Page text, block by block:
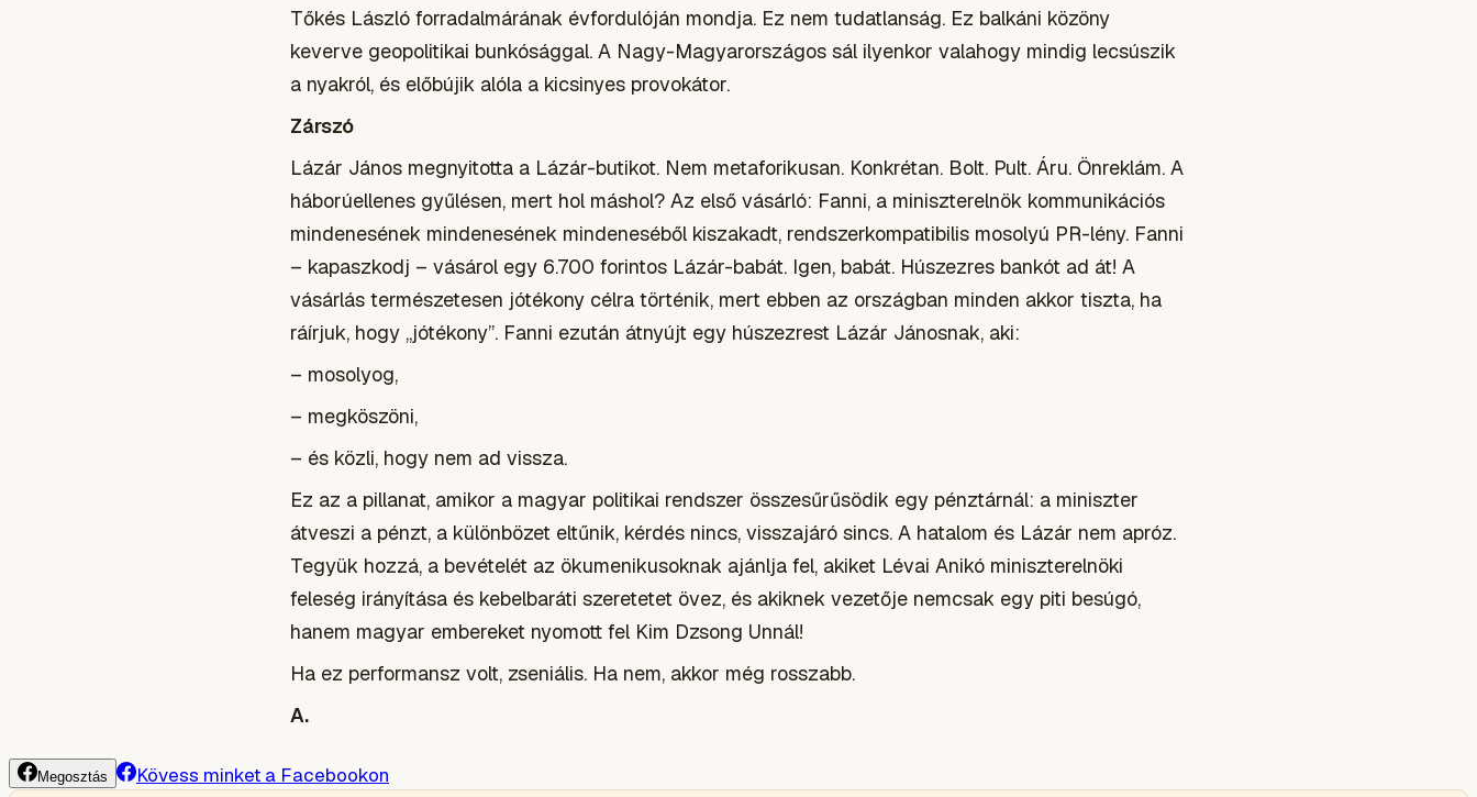
Tőkés László forradalmárának évfordulóján mondja. Ez nem tudatlanság. Ez balkáni közöny
keverve geopolitikai bunkósággal. A Nagy-Magyarországos sál ilyenkor valahogy mindig lecsúszik
a nyakról, és előbújik alóla a kicsinyes provokátor.
Zárszó
Lázár János megnyitotta a Lázár-butikot. Nem metaforikusan. Konkrétan. Bolt. Pult. Áru. Önreklám. A
háborúellenes gyűlésen, mert hol máshol? Az első vásárló: Fanni, a miniszterelnök kommunikációs
mindenesének mindenesének mindeneséből kiszakadt, rendszerkompatibilis mosolyú PR-lény. Fanni
– kapaszkodj – vásárol egy 6.700 forintos Lázár-babát. Igen, babát. Húszezres bankót ad át! A
vásárlás természetesen jótékony célra történik, mert ebben az országban minden akkor tiszta, ha
ráírjuk, hogy „jótékony”. Fanni ezután átnyújt egy húszezrest Lázár Jánosnak, aki:
– mosolyog,
– megköszöni,
– és közli, hogy nem ad vissza.
Ez az a pillanat, amikor a magyar politikai rendszer összesűrűsödik egy pénztárnál: a miniszter
átveszi a pénzt, a különbözet eltűnik, kérdés nincs, visszajáró sincs. A hatalom és Lázár nem apróz.
Tegyük hozzá, a bevételét az ökumenikusoknak ajánlja fel, akiket Lévai Anikó miniszterelnöki
feleség irányítása és kebelbaráti szeretetet övez, és akiknek vezetője nemcsak egy piti besúgó,
hanem magyar embereket nyomott fel Kim Dzsong Unnál!
Ha ez performansz volt, zseniális. Ha nem, akkor még rosszabb.
A.
Megosztás Kövess minket a Facebookon